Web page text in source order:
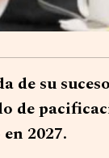
de su
de
2027.